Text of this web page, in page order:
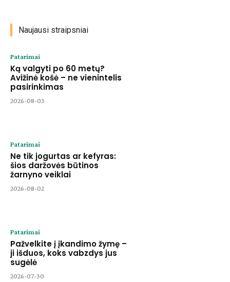
Naujausi straipsniai
Patarimai
Ką valgyti po 60 metų?
Avižinė košė – ne vienintelis
pasirinkimas
2026-08-03
Patarimai
Ne tik jogurtas ar kefyras:
šios daržovės būtinos
žarnyno veiklai
2026-08-02
Patarimai
Pažvelkite į įkandimo žymę –
ji išduos, koks vabzdys jus
sugėlė
2026-07-30